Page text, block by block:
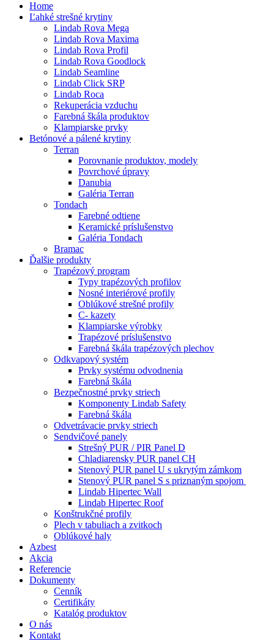
Home
Ľahké strešné krytiny
Lindab Rova Mega
Lindab Rova Maxima
Lindab Rova Profil
Lindab Rova Goodlock
Lindab Seamline
Lindab Click SRP
Lindab Roca
Rekuperácia vzduchu
Farebná škála produktov
Klampiarske prvky
Betónové a pálené krytiny
Terran
Porovnanie produktov, modely
Povrchové úpravy
Danubia
Galéria Terran
Tondach
Farebné odtiene
Keramické príslušenstvo
Galéria Tondach
Bramac
Ďalšie produkty
Trapézový program
Typy trapézových profilov
Nosné interiérové profily
Oblúkové strešné profily
C- kazety
Klampiarske výrobky
Trapézové príslušenstvo
Farebná škála trapézových plechov
Odkvapový systém
Prvky systému odvodnenia
Farebná škála
Bezpečnostné prvky striech
Komponenty Lindab Safety
Farebná škála
Odvetrávacie prvky striech
Sendvičové panely
Strešný PUR / PIR Panel D
Chladiarensky PUR panel CH
Stenový PUR panel U s ukrytým zámkom
Stenový PUR panel S s priznaným spojom
Lindab Hipertec Wall
Lindab Hipertec Roof
Konštrukčné profily
Plech v tabuliach a zvitkoch
Oblúkové haly
Azbest
Akcia
Referencie
Dokumenty
Cenník
Certifikáty
Katalóg produktov
O nás
Kontakt